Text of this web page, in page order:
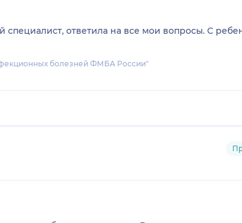
ответила на все мои вопросы. С
болезней ФМБА России"